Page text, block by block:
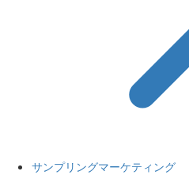
サンプリングマーケティング